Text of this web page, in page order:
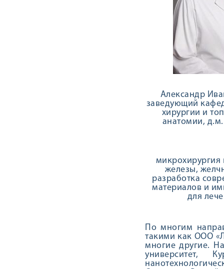
Александр
заведующий
хирургии и
анатомии,
железы,
разработка
материалов и
для
По многим
такими как ООО
многие другие.
университет,